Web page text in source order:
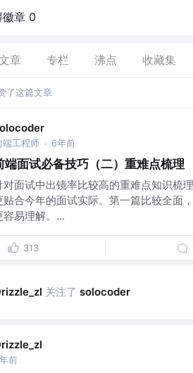
徽章 0
章 专栏 沸点 收藏集
了这篇文章
端工程师 · 6年前
端面试必备技巧（二）重难点梳理
对面试中出镜率比较高的重难点知识梳
贴合今年的面试实际。第一篇比较全面
容易理解。...
313
关注了 solocoder
前